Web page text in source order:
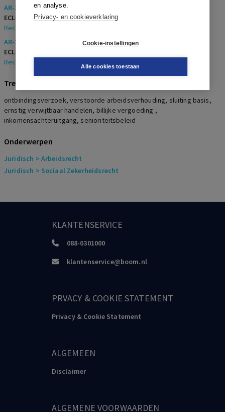
en analyse.
Privacy- en cookieverklaring
Cookie-instellingen
Alle cookies toestaan
AR-2019-0443
ECLI:
ECLI:NL:RBOBR:2019:2311
Rechtbank Oost-Brabant
AR-2019-0444
ECLI:
Rechtbank Oost-Brabant
Trefwoorden
ontbindingsverzoek, verstoorde arbeidsverhouding, sluiting basis,
ernstig verwijtbaar handelen, billijke vergoeding ,
inkomensachteruitgang, senioriteitsbeleid
Onderwerpen
Juridisch > Arbeidsrecht
Juridisch > Sociaal Zekerheidsrecht
KLANTENSERVICE
088-0301000
klantenservice@boom.nl
PRVACY & COOKIE STATEMENT
Privacy & Cookie Statement
ALGEMEEN
Disclaimer
ALGEMENE VOORWAARDEN